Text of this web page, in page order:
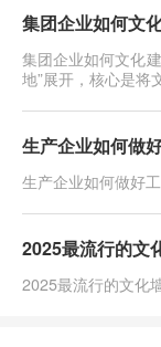
集团企业如何文
集团企业如何文化
地”展开，核心是将文
生产企业如何做
生产企业如何做好
2025最流行的文
2025最流行的文化